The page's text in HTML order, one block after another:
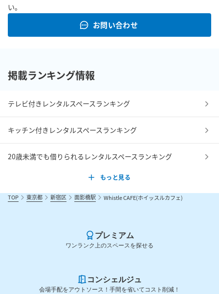
い。
お問い合わせ
掲載ランキング情報
テレビ付きレンタルスペースランキング
キッチン付きレンタルスペースランキング
20歳未満でも借りられるレンタルスペースランキング
もっと見る
TOP 東京都 新宿区 面影橋駅 Whistle CAFE(ホイッスルカフェ)
プレミアム
ワンランク上のスペースを探せる
コンシェルジュ
会場手配をアウトソース！手間を省いてコスト削減！